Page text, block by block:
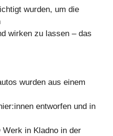
wurden, um die
wirken zu lassen – das
wurden aus einem
entworfen und in
in Kladno in der